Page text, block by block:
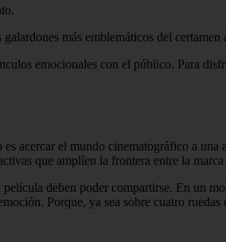
más emblemáticos del certamen
emocionales con el público. Para
acercar el mundo cinematográfico a una
que amplíen la frontera entre la
deben poder compartirse. En un
Porque, ya sea sobre cuatro